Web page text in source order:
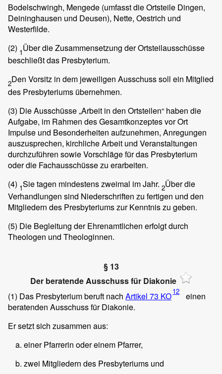
Bodelschwingh, Mengede (umfasst die Ortsteile Dingen,
Deininghausen und Deusen), Nette, Oestrich und
Westerfilde.
(2) 1Über die Zusammensetzung der Ortsteilausschüsse
beschließt das Presbyterium.
2Den Vorsitz in dem jeweiligen Ausschuss soll ein Mitglied
des Presbyteriums übernehmen.
(3) Die Ausschüsse „Arbeit in den Ortsteilen“ haben die
Aufgabe, im Rahmen des Gesamtkonzeptes vor Ort
Impulse und Besonderheiten aufzunehmen, Anregungen
auszusprechen, kirchliche Arbeit und Veranstaltungen
durchzuführen sowie Vorschläge für das Presbyterium
oder die Fachausschüsse zu erarbeiten.
(4) 1Sie tagen mindestens zweimal im Jahr. 2Über die
Verhandlungen sind Niederschriften zu fertigen und den
Mitgliedern des Presbyteriums zur Kenntnis zu geben.
(5) Die Begleitung der Ehrenamtlichen erfolgt durch
Theologen und Theologinnen.
§ 13
Der beratende Ausschuss für Diakonie
(1) Das Presbyterium beruft nach Artikel 73 KO12
einen
beratenden Ausschuss für Diakonie.
Er setzt sich zusammen aus:
einer Pfarrerin oder einem Pfarrer,
zwei Mitgliedern des Presbyteriums und